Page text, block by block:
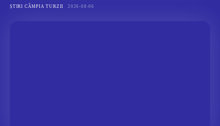
ȘTIRI CÂMPIA TURZII 2026-08-06